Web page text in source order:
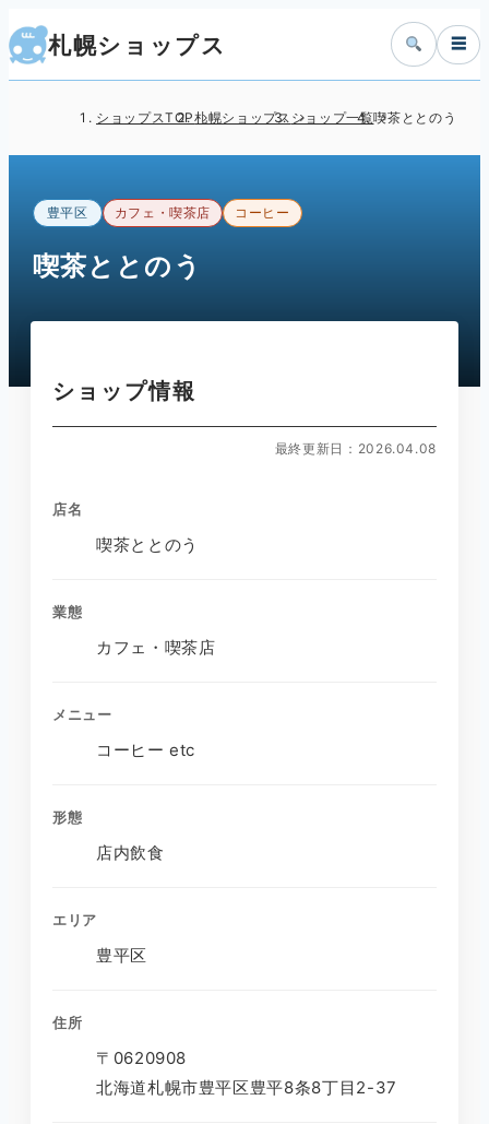
札幌ショップス ☰
ショップスTOP札幌ショップス ショップ一覧喫茶ととのう
豊平区 カフェ・喫茶店 コーヒー
喫茶ととのう
ショップ情報
最終更新日：2026.04.08
店名
喫茶ととのう
業態
カフェ・喫茶店
メニュー
コーヒー etc
形態
店内飲食
エリア
豊平区
住所
〒0620908
北海道札幌市豊平区豊平8条8丁目2-37